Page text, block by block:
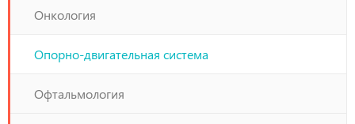
Онкология
Опорно-двигательная система
Офтальмология